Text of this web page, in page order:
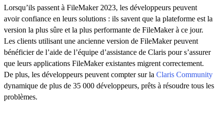
Lorsqu’ils passent à FileMaker 2023, les développeurs peuvent
avoir confiance en leurs solutions : ils savent que la plateforme est la
version la plus sûre et la plus performante de FileMaker à ce jour.
Les clients utilisant une ancienne version de FileMaker peuvent
bénéficier de l’aide de l’équipe d’assistance de Claris pour s’assurer
que leurs applications FileMaker existantes migrent correctement.
De plus, les développeurs peuvent compter sur la Claris Community
dynamique de plus de 35 000 développeurs, prêts à résoudre tous les
problèmes.